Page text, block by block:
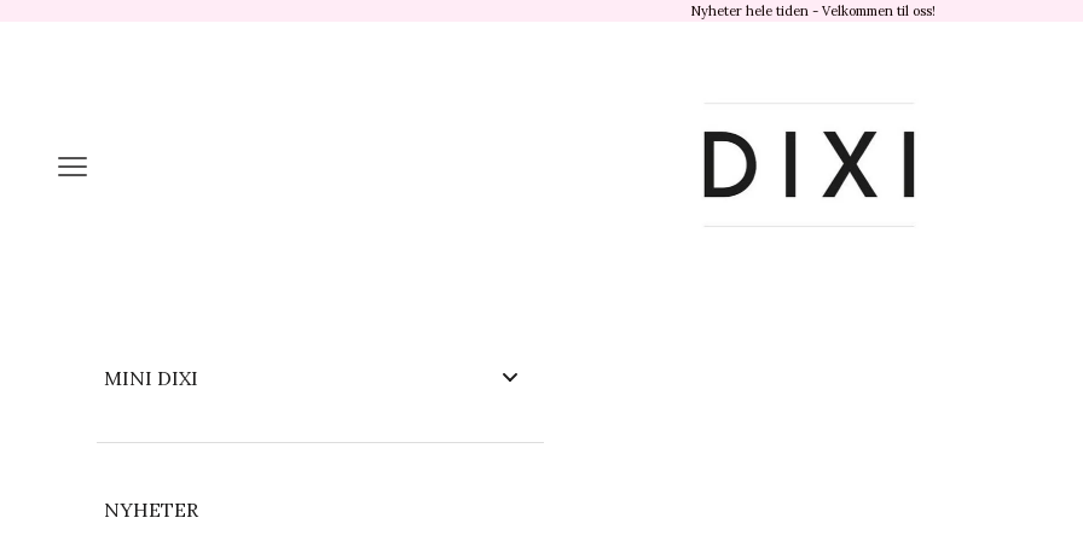
Nyheter hele tiden - Velkommen til oss!
Meny
MINI DIXI
NYHETER